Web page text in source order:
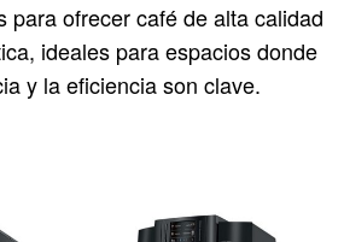
para ofrecer café de alta calidad
ideales para espacios donde
y la eficiencia son clave.